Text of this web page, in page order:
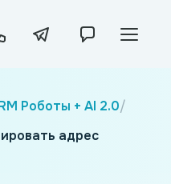
Роботы + AI 2.0/
адрес